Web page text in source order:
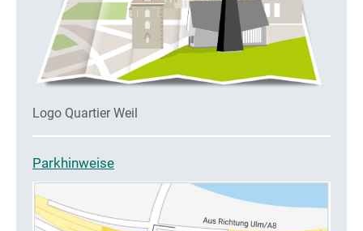
Logo Quartier Weil
Parkhinweise